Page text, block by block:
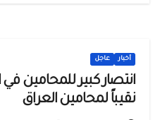
أخبار عاجل
انتصار كبير للمحامين
نقيباً لمحامين العراق